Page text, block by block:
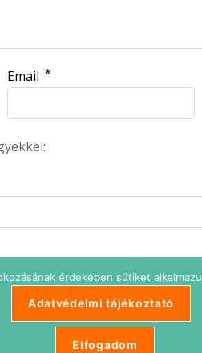
Email *
érdekében sütiket
Adatvédelmi tájékoztató
Elfogadom